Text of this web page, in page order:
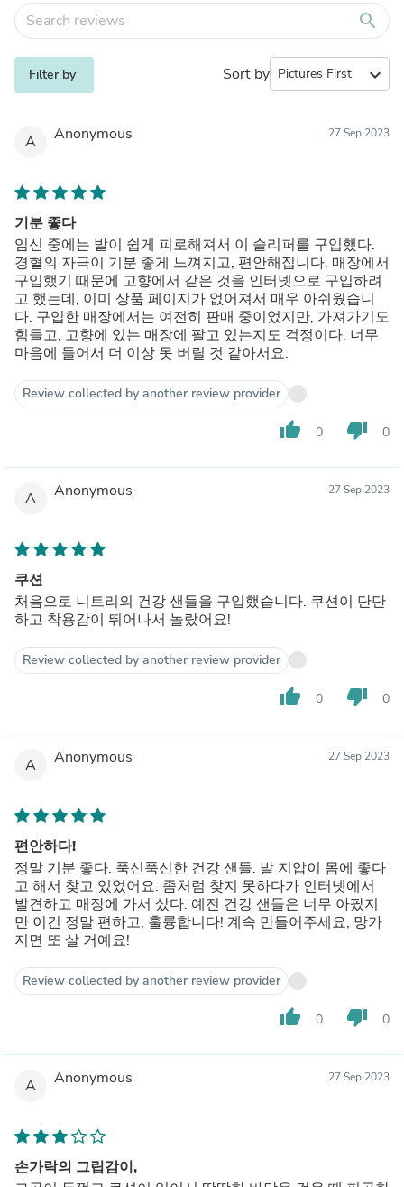
search
Filter by Sort by expand_more
A Anonymous 27 Sep 2023
기분 좋다
임신 중에는 발이 쉽게 피로해져서 이 슬리퍼를 구입했다.
경혈의 자극이 기분 좋게 느껴지고, 편안해집니다. 매장에서
구입했기 때문에 고향에서 같은 것을 인터넷으로 구입하려
고 했는데, 이미 상품 페이지가 없어져서 매우 아쉬웠습니
다. 구입한 매장에서는 여전히 판매 중이었지만, 가져가기도
힘들고, 고향에 있는 매장에 팔고 있는지도 걱정이다. 너무
마음에 들어서 더 이상 못 버릴 것 같아서요.
Review collected by another review provider
thumb_up 0 thumb_down 0
A Anonymous 27 Sep 2023
쿠션
처음으로 니트리의 건강 샌들을 구입했습니다. 쿠션이 단단
하고 착용감이 뛰어나서 놀랐어요!
Review collected by another review provider
thumb_up 0 thumb_down 0
A Anonymous 27 Sep 2023
편안하다!
정말 기분 좋다. 푹신푹신한 건강 샌들. 발 지압이 몸에 좋다
고 해서 찾고 있었어요. 좀처럼 찾지 못하다가 인터넷에서
발견하고 매장에 가서 샀다. 예전 건강 샌들은 너무 아팠지
만 이건 정말 편하고, 훌륭합니다! 계속 만들어주세요, 망가
지면 또 살 거예요!
Review collected by another review provider
thumb_up 0 thumb_down 0
A Anonymous 27 Sep 2023
손가락의 그립감이,